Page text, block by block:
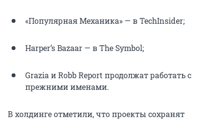
«Популярная Механика» — в TechInsider;
Harper’s Bazaar — в The Symbol;
Grazia и Robb Report продолжат работать с
прежними именами.
В холдинге отметили, что проекты сохранят